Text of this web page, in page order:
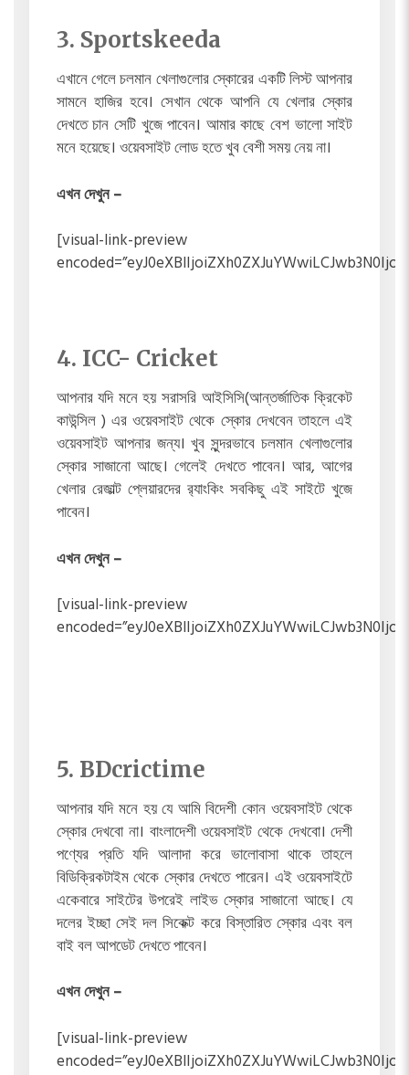
3. Sportskeeda
এখানে গেলে চলমান খেলাগুলোর স্কোরের একটি লিস্ট আপনার
সামনে হাজির হবে। সেখান থেকে আপনি যে খেলার স্কোর
দেখতে চান সেটি খুজে পাবেন। আমার কাছে বেশ ভালো সাইট
মনে হয়েছে। ওয়েবসাইট লোড হতে খুব বেশী সময় নেয় না।
এখন দেখুন –
[visual-link-preview
4. ICC- Cricket
আপনার যদি মনে হয় সরাসরি আইসিসি(আন্তর্জাতিক ক্রিকেট
কাউন্সিল ) এর ওয়েবসাইট থেকে স্কোর দেখবেন তাহলে এই
ওয়েবসাইট আপনার জন্য। খুব সুন্দরভাবে চলমান খেলাগুলোর
স্কোর সাজানো আছে। গেলেই দেখতে পাবেন। আর, আগের
খেলার রেজাল্ট প্লেয়ারদের র‍্যাংকিং সবকিছু এই সাইটে খুজে
পাবেন।
এখন দেখুন –
[visual-link-preview
5. BDcrictime
আপনার যদি মনে হয় যে আমি বিদেশী কোন ওয়েবসাইট থেকে
স্কোর দেখবো না। বাংলাদেশী ওয়েবসাইট থেকে দেখবো। দেশী
পণ্যের প্রতি যদি আলাদা করে ভালোবাসা থাকে তাহলে
বিডিক্রিকটাইম থেকে স্কোর দেখতে পারেন। এই ওয়েবসাইটে
একেবারে সাইটের উপরেই লাইভ স্কোর সাজানো আছে। যে
দলের ইচ্ছা সেই দল সিকেক্ট করে বিস্তারিত স্কোর এবং বল
বাই বল আপডেট দেখতে পাবেন।
এখন দেখুন –
[visual-link-preview